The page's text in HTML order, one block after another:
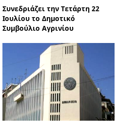
Συνεδριάζει την Τετάρτη 22
Ιουλίου το Δημοτικό
Συμβούλιο Αγρινίου